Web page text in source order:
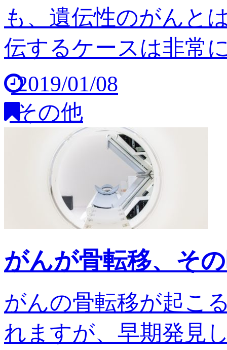
も、遺伝性のがんと
伝するケースは非常
2019/01/08
その他
がんが骨転移、そ
がんの骨転移が起こ
れますが、早期発見